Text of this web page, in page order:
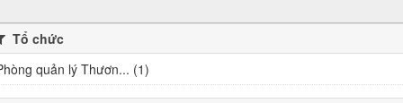
Tổ chức
quản lý Thươn... (1)